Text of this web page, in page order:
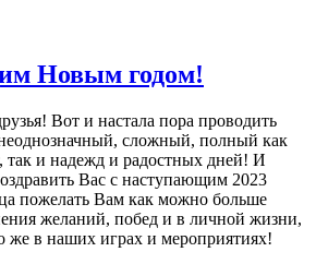
Новым годом!
Вот и настала пора проводить
сложный, полный как
так и надежд и радостных дней! И
Вас с наступающим 2023
пожелать Вам как можно больше
желаний, побед и в личной жизни,
же в наших играх и мероприятиях!